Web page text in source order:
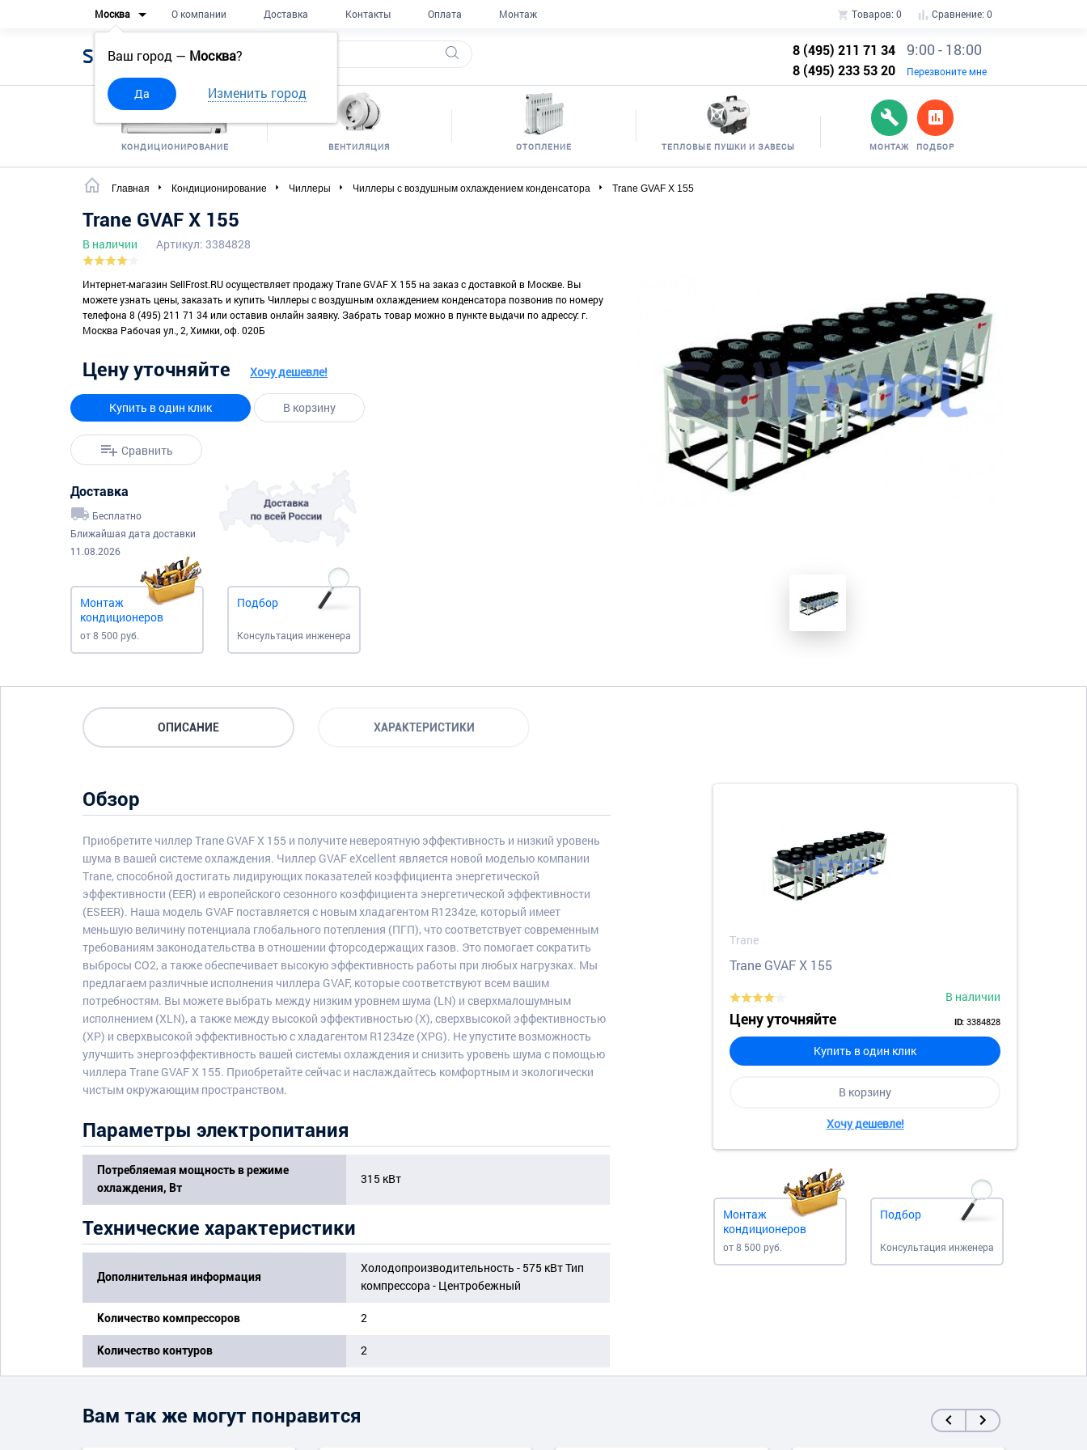
Москва
Ваш город — Москва?
Да Изменить город
О компании Доставка Контакты Оплата Монтаж Товаров: 0 Сравнение: 0
SellFrost
8 (495) 211 71 34
8 (495) 233 53 20
9:00 - 18:00
Перезвоните мне
КОНДИЦИОНИРОВАНИЕ ВЕНТИЛЯЦИЯ ОТОПЛЕНИЕ ТЕПЛОВЫЕ ПУШКИ И ЗАВЕСЫ МОНТАЖ ПОДБОР
Главная Кондиционирование Чиллеры Чиллеры с воздушным охлаждением конденсатора Trane GVAF X 155
Trane GVAF X 155
В наличии Артикул: 3384828
Интернет-магазин SellFrost.RU осуществляет продажу Trane GVAF X 155 на заказ с доставкой в Москве. Вы
можете узнать цены, заказать и купить Чиллеры с воздушным охлаждением конденсатора позвонив по номеру
телефона 8 (495) 211 71 34 или оставив онлайн заявку. Забрать товар можно в пункте выдачи по адрессу: г.
Москва Рабочая ул., 2, Химки, оф. 020Б
Цену уточняйте Хочу дешевле!
Купить в один клик В корзину
Сравнить
Доставка
Бесплатно
Ближайшая дата доставки
11.08.2026
Монтаж
кондиционеров
от 8 500 руб.
Подбор
Консультация инженера
ОПИСАНИЕ ХАРАКТЕРИСТИКИ
Обзор
Приобретите чиллер Trane GVAF X 155 и получите невероятную эффективность и низкий уровень
шума в вашей системе охлаждения. Чиллер GVAF eXcellent является новой моделью компании
Trane, способной достигать лидирующих показателей коэффициента энергетической
эффективности (EER) и европейского сезонного коэффициента энергетической эффективности
(ESEER). Наша модель GVAF поставляется с новым хладагентом R1234ze, который имеет
меньшую величину потенциала глобального потепления (ПГП), что соответствует современным
требованиям законодательства в отношении фторсодержащих газов. Это помогает сократить
выбросы CO2, а также обеспечивает высокую эффективность работы при любых нагрузках. Мы
предлагаем различные исполнения чиллера GVAF, которые соответствуют всем вашим
потребностям. Вы можете выбрать между низким уровнем шума (LN) и сверхмалошумным
исполнением (XLN), а также между высокой эффективностью (X), сверхвысокой эффективностью
(XP) и сверхвысокой эффективностью с хладагентом R1234ze (XPG). Не упустите возможность
улучшить энергоэффективность вашей системы охлаждения и снизить уровень шума с помощью
чиллера Trane GVAF X 155. Приобретайте сейчас и наслаждайтесь комфортным и экологически
чистым окружающим пространством.
Параметры электропитания
Потребляемая мощность в режиме
охлаждения, Вт
315 кВт
Технические характеристики
Дополнительная информация
Холодопроизводительность - 575 кВт Тип
компрессора - Центробежный
Количество компрессоров 2
Количество контуров 2
Trane
Trane GVAF X 155
В наличии
Цену уточняйте ID: 3384828
Купить в один клик
В корзину
Хочу дешевле!
Монтаж
кондиционеров
от 8 500 руб.
Подбор
Консультация инженера
Вам так же могут понравится